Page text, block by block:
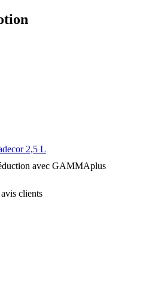
2,5 L
avec GAMMAplus
clients